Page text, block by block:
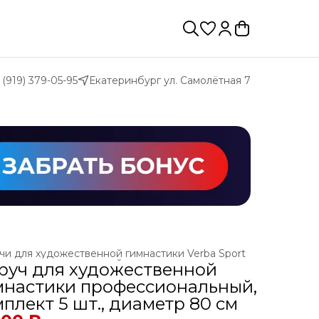
379-05-95 Екатеринбург ул. Самолётная 7
для художественной гимнастики Verba Sport
для художественной гимнастики
ХУДОЖЕСТВЕННАЯ ГИМНАСТИКА
›
для художественной
профессиональный,
5 шт., диаметр 80 см